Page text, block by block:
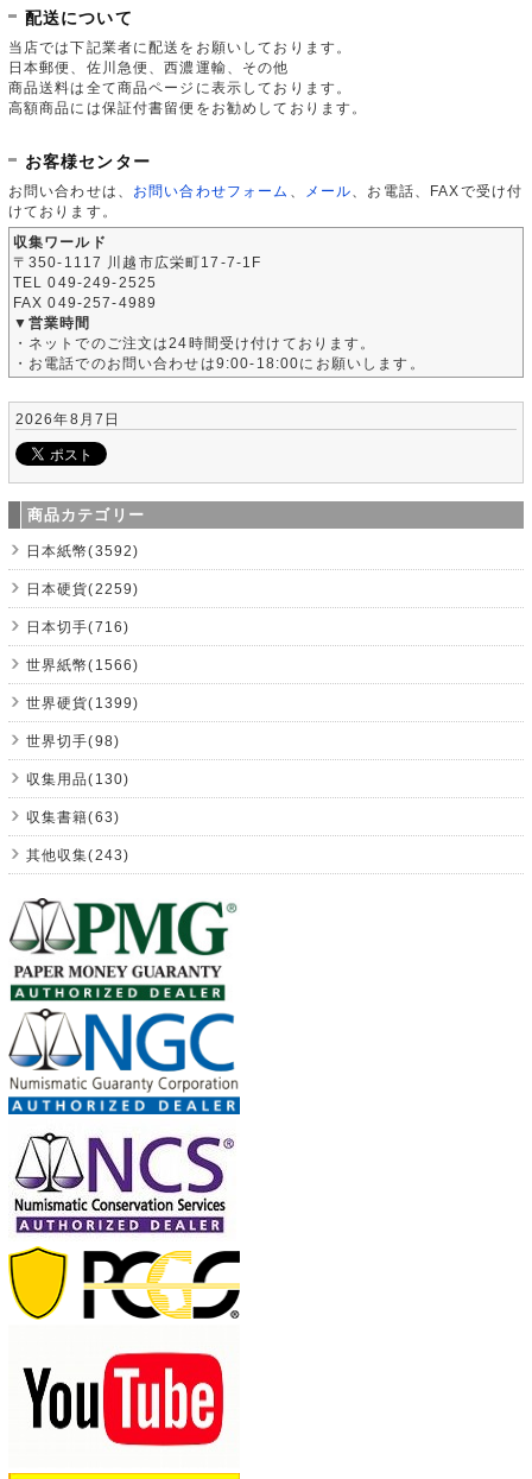
配送について
当店では下記業者に配送をお願いしております。
日本郵便、佐川急便、西濃運輸、その他
商品送料は全て商品ページに表示しております。
高額商品には保証付書留便をお勧めしております。
お客様センター
お問い合わせは、 お問い合わせフォーム メール 、お電話、FAXで受け付
けております。
収集ワールド
〒350-1117 川越市広栄町17-7-1F
TEL 049-249-2525
FAX 049-257-4989
▼営業時間
・ネットでのご注文は24時間受け付けております。
・お電話でのお問い合わせは9:00-18:00にお願いします。
2026年8月7日
商品カテゴリー
日本紙幣(3592)
日本硬貨(2259)
日本切手(716)
世界紙幣(1566)
世界硬貨(1399)
世界切手(98)
収集用品(130)
収集書籍(63)
其他収集(243)